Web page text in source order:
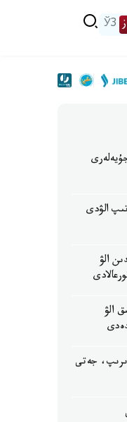
ЎЗ
جۇيەلەرى
الۋدى
الۋ
الۋ
جەتى